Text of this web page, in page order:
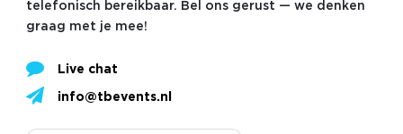
telefonisch bereikbaar. Bel ons gerust — we denken
graag met je mee!
Live chat
info@tbevents.nl